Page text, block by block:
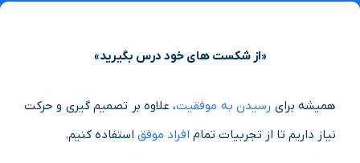
«از شکست های خود درس بگیرید»
همیشه برای رسیدن به موفقیت، علاوه بر تصمیم گیری و حرکت
نیاز داریم تا از تجربیات تمام افراد موفق استفاده کنیم.